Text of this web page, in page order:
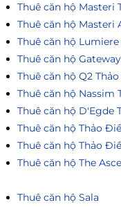
Thuê căn hộ Q2
Thuê căn hộ The
Thuê căn hộ Sala